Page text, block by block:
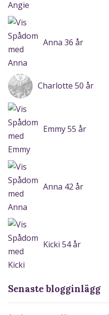
Anna 36 år
Charlotte 50 år
Emmy 55 år
Anna 42 år
Kicki 54 år
Senaste blogginlägg